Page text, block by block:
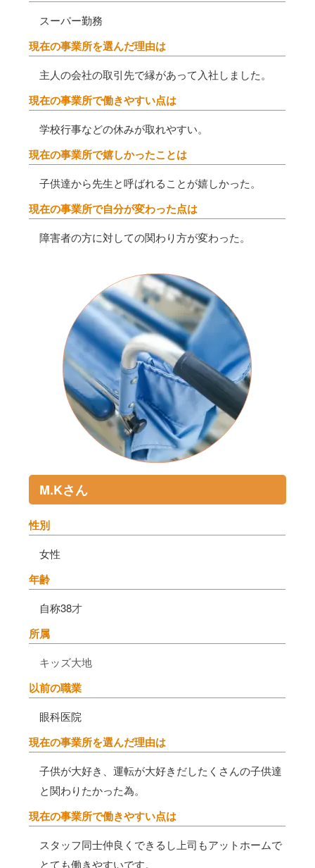
スーパー勤務
現在の事業所を選んだ理由は
主人の会社の取引先で縁があって入社しました。
現在の事業所で働きやすい点は
学校行事などの休みが取れやすい。
現在の事業所で嬉しかったことは
子供達から先生と呼ばれることが嬉しかった。
現在の事業所で自分が変わった点は
障害者の方に対しての関わり方が変わった。
M.Kさん
性別
女性
年齢
自称38才
所属
キッズ大地
以前の職業
眼科医院
現在の事業所を選んだ理由は
子供が大好き、運転が大好きだしたくさんの子供達
と関わりたかった為。
現在の事業所で働きやすい点は
スタッフ同士仲良くできるし上司もアットホームで
とても働きやすいです。